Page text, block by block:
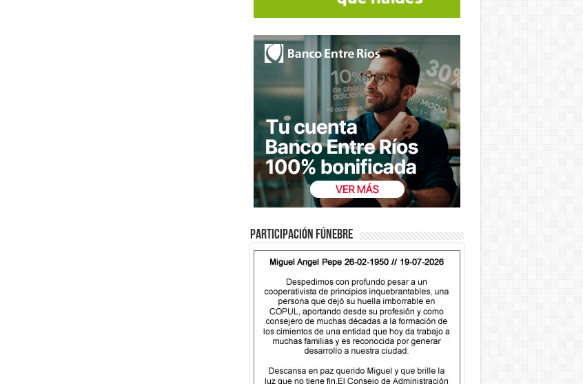
Participación fúnebre